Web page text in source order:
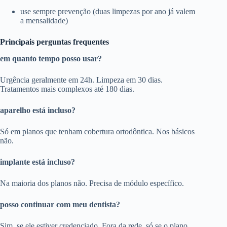
use sempre prevenção (duas limpezas por ano já valem
a mensalidade)
Principais perguntas frequentes
em quanto tempo posso usar?
Urgência geralmente em 24h. Limpeza em 30 dias.
Tratamentos mais complexos até 180 dias.
aparelho está incluso?
Só em planos que tenham cobertura ortodôntica. Nos básicos
não.
implante está incluso?
Na maioria dos planos não. Precisa de módulo específico.
posso continuar com meu dentista?